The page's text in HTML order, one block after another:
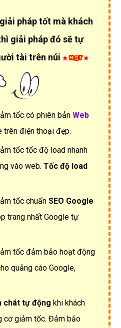
pháp tốt mà khách
giải pháp đó sẽ tự
tài trên núi
tốc có phiên bản Web
trên điện thoại đẹp.
tốc tốc độ load nhanh
vào web. Tốc độ load
tốc chuẩn SEO Google
trang nhất Google tự
tốc đảm bảo hoạt động
quảng cáo Google,
chát tự động khi khách
cơ giảm tốc. Đảm bảo